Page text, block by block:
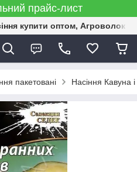
прайс-лист
купити оптом,
пакетовані Насіння Кавуна